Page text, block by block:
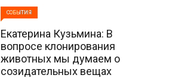
СОБЫТИЯ
Екатерина Кузьмина: В
вопросе клонирования
животных мы думаем о
созидательных вещах